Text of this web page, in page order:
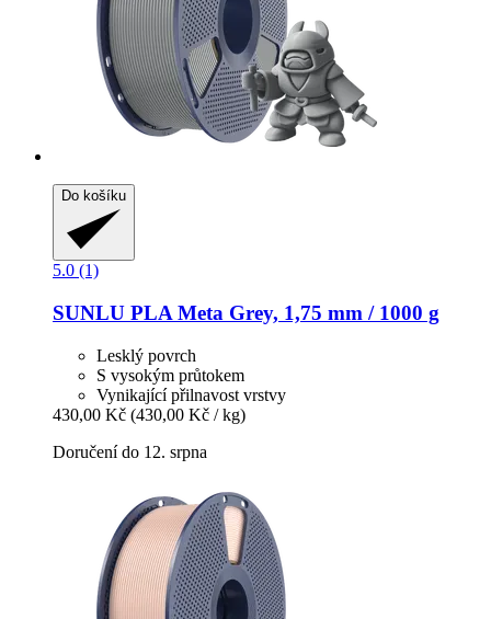
Do košíku
5.0 (1)
SUNLU PLA Meta Grey, 1,75 mm / 1000 g
Lesklý povrch
S vysokým průtokem
Vynikající přilnavost vrstvy
430,00 Kč (430,00 Kč / kg)
Doručení do 12. srpna